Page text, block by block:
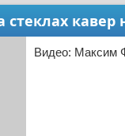
кавер
Видео: Максим